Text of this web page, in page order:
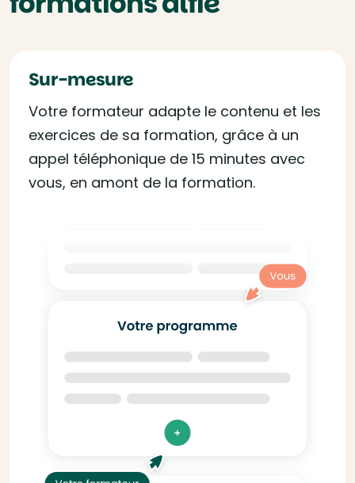
Sur-mesure
Votre formateur adapte le contenu et les
exercices de sa formation, grâce à un
appel téléphonique de 15 minutes avec
vous, en amont de la formation.